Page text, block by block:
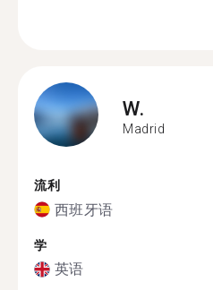
W.
Madrid
流利
西班牙语
学
英语